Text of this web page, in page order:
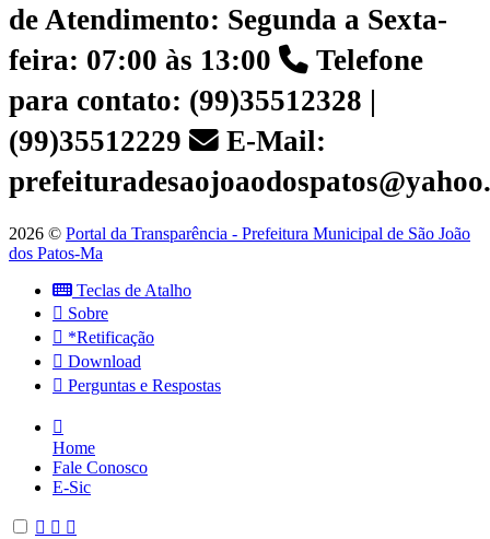
de Atendimento: Segunda a Sexta-
feira: 07:00 às 13:00
Telefone
para contato: (99)35512328 |
(99)35512229
E-Mail:
2026 © Portal da Transparência - Prefeitura Municipal de São João
dos Patos-Ma
Teclas de Atalho
Sobre
*Retificação
Download
Perguntas e Respostas
Home
Fale Conosco
E-Sic